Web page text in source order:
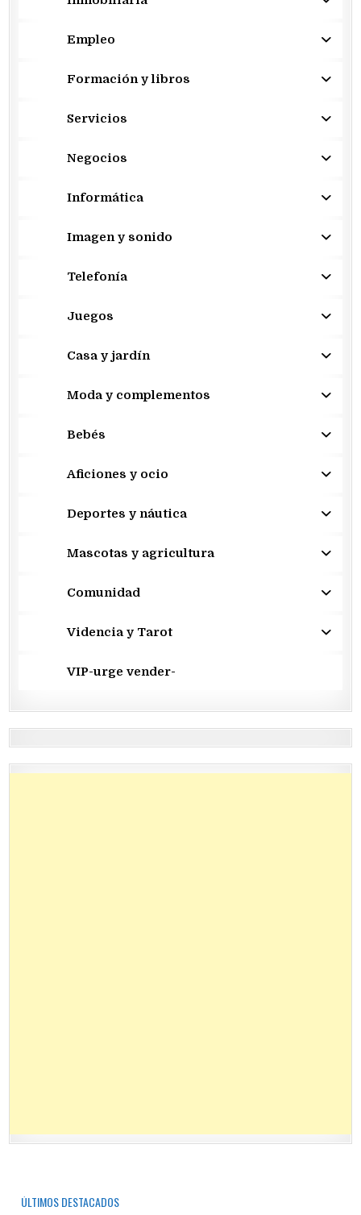
Empleo
Formación y libros
Servicios
Negocios
Informática
Imagen y sonido
Telefonía
Juegos
Casa y jardín
Moda y complementos
Bebés
Aficiones y ocio
Deportes y náutica
Mascotas y agricultura
Comunidad
Videncia y Tarot
VIP-urge vender-
ÚLTIMOS DESTACADOS